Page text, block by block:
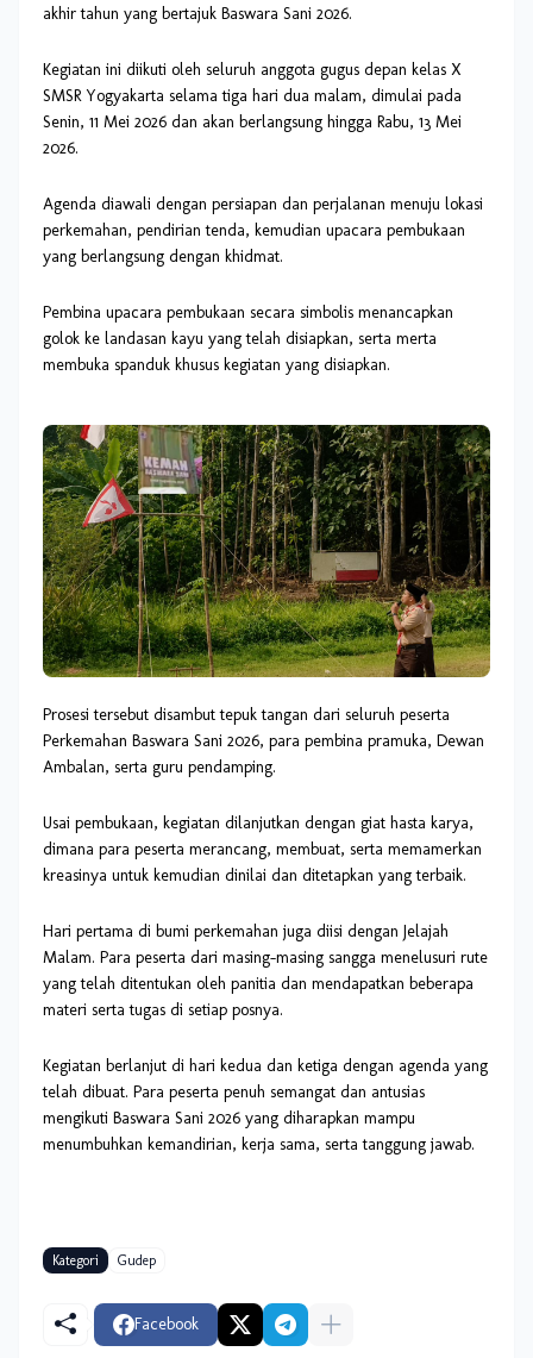
akhir tahun yang bertajuk Baswara Sani 2026.
Kegiatan ini diikuti oleh seluruh anggota gugus depan kelas X
SMSR Yogyakarta selama tiga hari dua malam, dimulai pada
Senin, 11 Mei 2026 dan akan berlangsung hingga Rabu, 13 Mei
2026.
Agenda diawali dengan persiapan dan perjalanan menuju lokasi
perkemahan, pendirian tenda, kemudian upacara pembukaan
yang berlangsung dengan khidmat.
Pembina upacara pembukaan secara simbolis menancapkan
golok ke landasan kayu yang telah disiapkan, serta merta
membuka spanduk khusus kegiatan yang disiapkan.
Prosesi tersebut disambut tepuk tangan dari seluruh peserta
Perkemahan Baswara Sani 2026, para pembina pramuka, Dewan
Ambalan, serta guru pendamping.
Usai pembukaan, kegiatan dilanjutkan dengan giat hasta karya,
dimana para peserta merancang, membuat, serta memamerkan
kreasinya untuk kemudian dinilai dan ditetapkan yang terbaik.
Hari pertama di bumi perkemahan juga diisi dengan Jelajah
Malam. Para peserta dari masing-masing sangga menelusuri rute
yang telah ditentukan oleh panitia dan mendapatkan beberapa
materi serta tugas di setiap posnya.
Kegiatan berlanjut di hari kedua dan ketiga dengan agenda yang
telah dibuat. Para peserta penuh semangat dan antusias
mengikuti Baswara Sani 2026 yang diharapkan mampu
menumbuhkan kemandirian, kerja sama, serta tanggung jawab.
Kategori Gudep
Facebook